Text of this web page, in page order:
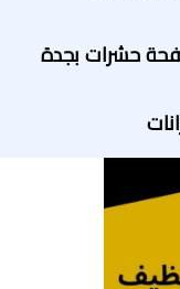
حشرات بجدة